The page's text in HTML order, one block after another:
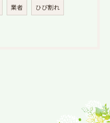
業者 ひび割れ